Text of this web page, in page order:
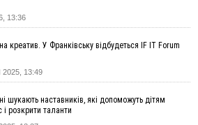
зафіксували нові температурні
"Бандероллю": є постраждалі,
підприємство
державі 1,5 га лісу із трьома
громаді
веж планують зробити сквер з
13:36
креатив. У Франківську відбудеться IF IT Forum
13:49
шукають наставників, які допоможуть дітям
розкрити таланти